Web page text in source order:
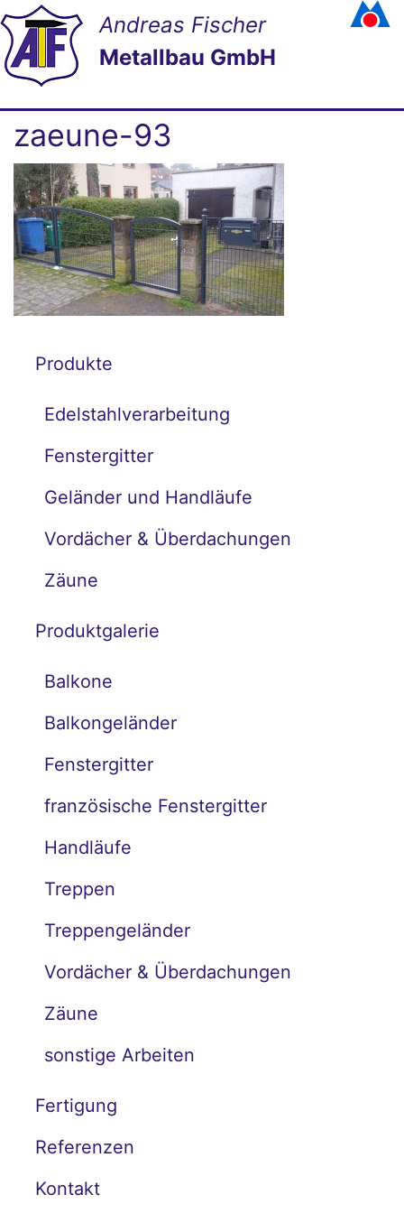
Andreas Fischer
Metallbau GmbH
zaeune-93
Produkte
Edelstahlverarbeitung
Fenstergitter
Geländer und Handläufe
Vordächer & Überdachungen
Zäune
Produktgalerie
Balkone
Balkongeländer
Fenstergitter
französische Fenstergitter
Handläufe
Treppen
Treppengeländer
Vordächer & Überdachungen
Zäune
sonstige Arbeiten
Fertigung
Referenzen
Kontakt